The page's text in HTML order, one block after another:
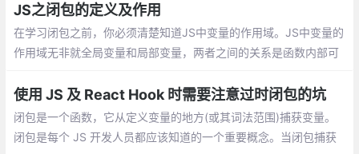
JS之闭包的定义及作用
在学习闭包之前，你必须清楚知道JS中变量的作用域。JS中变量的
作用域无非就全局变量和局部变量，两者之间的关系是函数内部可
量的
使用 JS 及 React Hook 时需要注意过时闭包的坑
闭包是一个函数，它从定义变量的地方(或其词法范围)捕获变量。
闭包是每个 JS 开发人员都应该知道的一个重要概念。当闭包捕获